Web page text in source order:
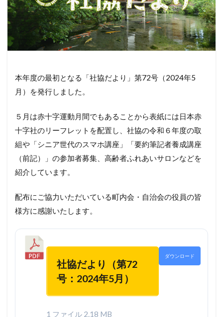
本年度の最初となる「社協だより」第72号（2024年5
月）を発行しました。
５月は赤十字運動月間でもあることから表紙には日本赤
十字社のリーフレットを配置し、社協の令和６年度の取
組や「シニア世代のスマホ講座」「要約筆記者養成講座
（前記）」の参加者募集、高齢者ふれあいサロンなどを
紹介しています。
配布にご協力いただいている町内会・自治会の役員の皆
様方に感謝いたします。
社協だより（第72
号：2024年5月）
1 ファイル 2.18 MB
ダウンロード